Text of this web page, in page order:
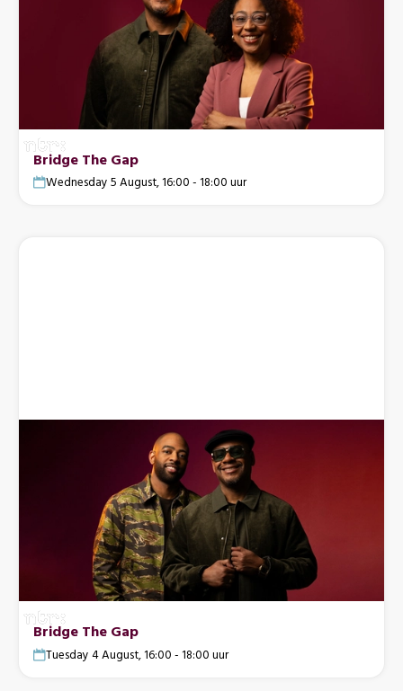
Bridge The Gap
Wednesday 5 August, 16:00 - 18:00 uur
Bridge The Gap
Tuesday 4 August, 16:00 - 18:00 uur